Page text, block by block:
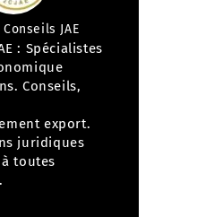
Conseils JAE
: Spécialistes
Conseils,
export.
juridiques
toutes